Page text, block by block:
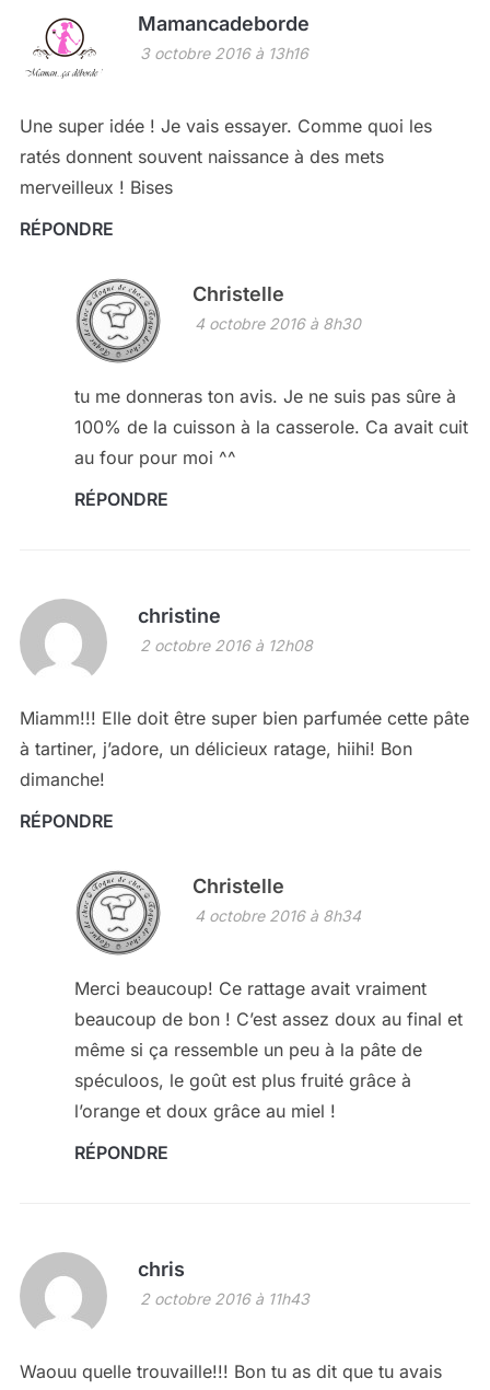
Mamancadeborde
3 octobre 2016 à 13h16
Une super idée ! Je vais essayer. Comme quoi les
ratés donnent souvent naissance à des mets
merveilleux ! Bises
RÉPONDRE
Christelle
4 octobre 2016 à 8h30
tu me donneras ton avis. Je ne suis pas sûre à
100% de la cuisson à la casserole. Ca avait cuit
au four pour moi ^^
RÉPONDRE
christine
2 octobre 2016 à 12h08
Miamm!!! Elle doit être super bien parfumée cette pâte
à tartiner, j’adore, un délicieux ratage, hiihi! Bon
dimanche!
RÉPONDRE
Christelle
4 octobre 2016 à 8h34
Merci beaucoup! Ce rattage avait vraiment
beaucoup de bon ! C’est assez doux au final et
même si ça ressemble un peu à la pâte de
spéculoos, le goût est plus fruité grâce à
l’orange et doux grâce au miel !
RÉPONDRE
chris
2 octobre 2016 à 11h43
Waouu quelle trouvaille!!! Bon tu as dit que tu avais